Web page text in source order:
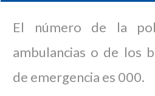
El número de la
ambulancias o de los
de emergencia es 000.